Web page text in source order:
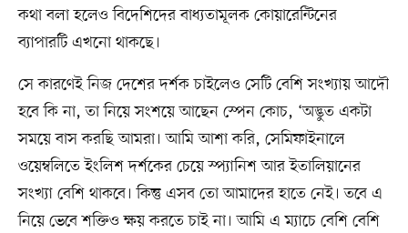
কথা বলা হলেও বিদেশিদের বাধ্যতামূলক কোয়ারেন্টিনের
ব্যাপারটি এখনো থাকছে।
সে কারণেই নিজ দেশের দর্শক চাইলেও সেটি বেশি সংখ্যায় আদৌ
হবে কি না, তা নিয়ে সংশয়ে আছেন স্পেন কোচ, ‘অদ্ভুত একটা
সময়ে বাস করছি আমরা। আমি আশা করি, সেমিফাইনালে
ওয়েম্বলিতে ইংলিশ দর্শকের চেয়ে স্প্যানিশ আর ইতালিয়ানের
সংখ্যা বেশি থাকবে। কিন্তু এসব তো আমাদের হাতে নেই। তবে এ
নিয়ে ভেবে শক্তিও ক্ষয় করতে চাই না। আমি এ ম্যাচে বেশি বেশি